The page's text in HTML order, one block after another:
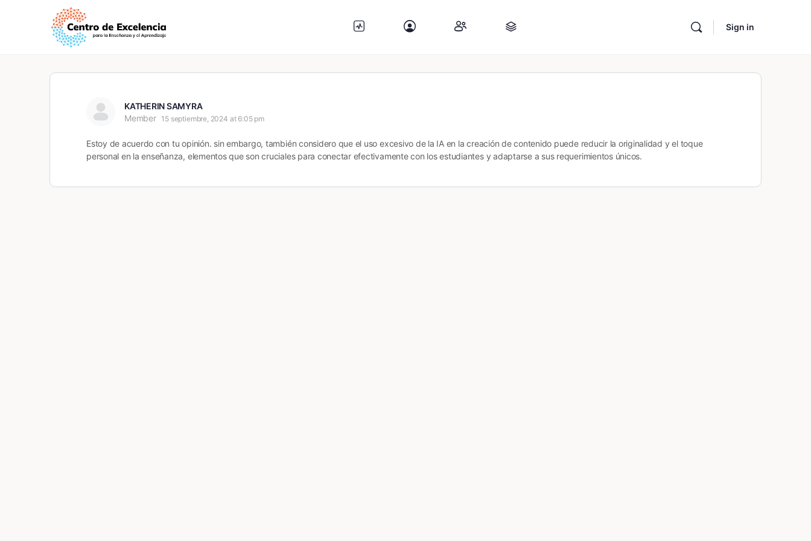
Sign in
KATHERIN SAMYRA
Member
15 septiembre, 2024 at 6:05 pm
Estoy de acuerdo con tu opinión. sin embargo, también considero que el uso excesivo de la IA en la creación de contenido puede reducir la originalidad y el toque
personal en la enseñanza, elementos que son cruciales para conectar efectivamente con los estudiantes y adaptarse a sus requerimientos únicos.